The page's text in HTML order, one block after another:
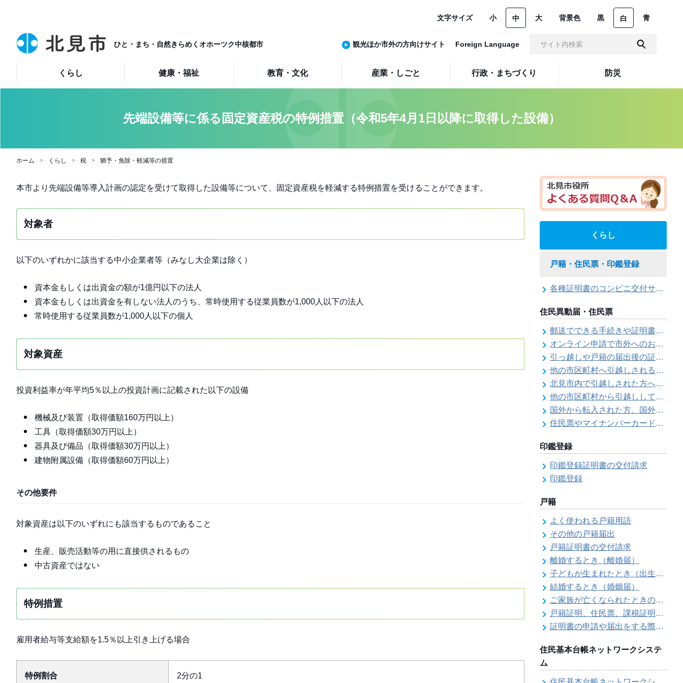
ひと・まち・自然きらめくオホーツク中核都市
くらし 健康・福祉 教育・文化 産業・しごと 行政・まちづくり 防災
文字サイズ 小 中 大 背景色 黒 白 青
観光ほか市外の方向けサイト Foreign Language
先端設備等に係る固定資産税の特例措置（令和5年4月1日以降に取得した設備）
ホーム くらし 税 猶予・免除・軽減等の措置
本市より先端設備等導入計画の認定を受けて取得した設備等について、固定資産税を軽減する特例措置を受けることができます。
対象者
以下のいずれかに該当する中小企業者等（みなし大企業は除く）
資本金もしくは出資金の額が1億円以下の法人
資本金もしくは出資金を有しない法人のうち、常時使用する従業員数が1,000人以下の法人
常時使用する従業員数が1,000人以下の個人
対象資産
投資利益率が年平均5％以上の投資計画に記載された以下の設備
機械及び装置（取得価額160万円以上）
工具（取得価額30万円以上）
器具及び備品（取得価額30万円以上）
建物附属設備（取得価額60万円以上）
その他要件
対象資産は以下のいずれにも該当するものであること
生産、販売活動等の用に直接供されるもの
中古資産ではない
特例措置
雇用者給与等支給額を1.5％以上引き上げる場合
特例割合 2分の1
くらし
戸籍・住民票・印鑑登録
各種証明書のコンビニ交付サービス
住民異動届・住民票
郵送でできる手続きや証明書等の交付請求（住民票・戸籍・国民年金関係）
オンライン申請で市外へのお引越し手続き（転出届）ができます
引っ越しや戸籍の届出後の証明書発行可能日
他の市区町村へ引越しされる方へ（転出届）
北見市内で引越しされた方へ（転居届）
他の市区町村から引越しして来た方へ（転入届）
国外から転入された方、国外へ転出される方へ
住民票やマイナンバーカード、印鑑証明書に旧氏（旧姓）が併記できるようになりました！
印鑑登録
印鑑登録証明書の交付請求
印鑑登録
戸籍
よく使われる戸籍用語
その他の戸籍届出
戸籍証明書の交付請求
離婚するとき（離婚届）
子どもが生まれたとき（出生届）
結婚するとき（婚姻届）
ご家族が亡くなられたときの各種手続きのご案内（死亡届）
戸籍証明、住民票、課税証明書等の証明書を郵送で請求する際の本人確認
証明書の申請や届出をする際の本人確認
住民基本台帳ネットワークシステ
ム